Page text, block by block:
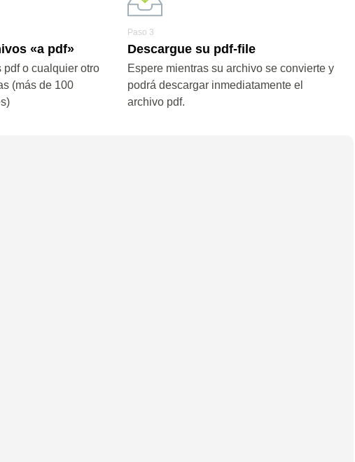
«a pdf»
o cualquier otro
(más de 100
Paso 3
Descargue su pdf-file
Espere mientras su archivo se convierte y
podrá descargar inmediatamente el
archivo pdf.